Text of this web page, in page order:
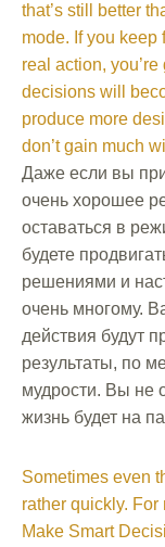
that’s still better
mode. If you
real action,
decisions will
produce more
don’t gain much
Даже если вы
очень хорошее
оставаться в
будете
решениями и
очень многому.
действия будут
результаты, по
мудрости. Вы не
жизнь будет на
Sometimes even
rather quickly.
Make Smart